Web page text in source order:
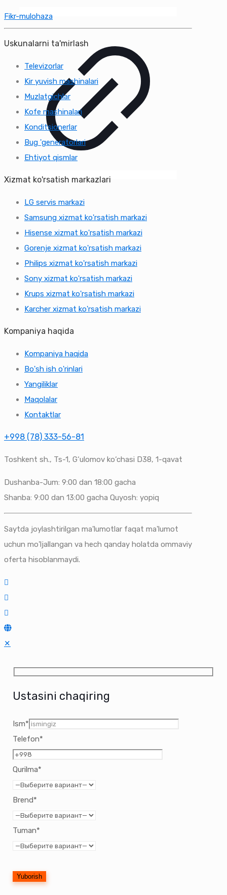
Fikr-mulohaza
Uskunalarni ta'mirlash
Televizorlar
Kir yuvish mashinalari
Muzlatgichlar
Kofe mashinalari
Konditsionerlar
Bug 'generatorlari
Ehtiyot qismlar
Xizmat ko'rsatish markazlari
LG servis markazi
Samsung xizmat ko'rsatish markazi
Hisense xizmat ko'rsatish markazi
Gorenje xizmat ko'rsatish markazi
Philips xizmat ko'rsatish markazi
Sony xizmat ko'rsatish markazi
Krups xizmat ko'rsatish markazi
Karcher xizmat ko'rsatish markazi
Kompaniya haqida
Kompaniya haqida
Bo'sh ish o'rinlari
Yangiliklar
Maqolalar
Kontaktlar
+998 (78) 333-56-81
Toshkent sh., Ts-1, G‘ulomov ko‘chasi D38, 1-qavat
Dushanba-Jum: 9:00 dan 18:00 gacha
Shanba: 9:00 dan 13:00 gacha Quyosh: yopiq
Saytda joylashtirilgan ma'lumotlar faqat ma'lumot
uchun mo'ljallangan va hech qanday holatda ommaviy
oferta hisoblanmaydi.
✕
Ustasini chaqiring
Ism*
Telefon*
Qurilma*
Brend*
Tuman*